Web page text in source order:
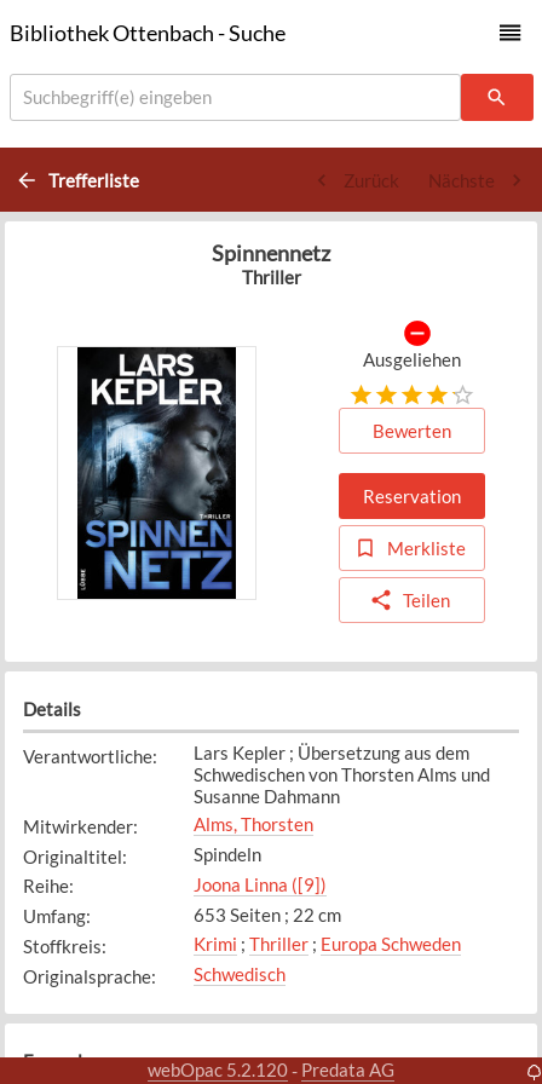
Bibliothek Ottenbach - Suche
Suchbegriff(e) eingeben
Trefferliste Zurück Nächste
Spinnennetz
Thriller
Ausgeliehen
Bewerten
Reservation
Merkliste
Teilen
Details
Verantwortliche:
Lars Kepler ; Übersetzung aus dem
Schwedischen von Thorsten Alms und
Susanne Dahmann
Mitwirkender:
Alms, Thorsten
Originaltitel:
Spindeln
Reihe:
Joona Linna ([9])
Umfang:
653 Seiten ; 22 cm
Stoffkreis: Krimi ; Thriller; Europa Schweden
Originalsprache: Schwedisch
Exemplare webOpac 5.2.120- Predata AG